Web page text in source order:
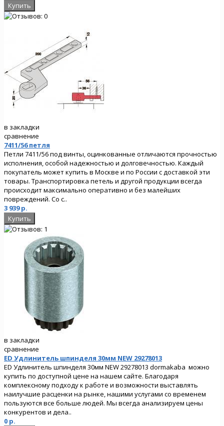
в закладки
сравнение
7411/56 петля
Петли 7411/56 под винты, оцинкованные отличаются прочностью
исполнения, особой надежностью и долговечностью. Каждый
покупатель может купить в Москве и по России с доставкой эти
товары. Транспортировка петель и другой продукции всегда
происходит максимально оперативно и без малейших
повреждений. Со с..
3 939 р.
в закладки
сравнение
ED Удлинитель шпинделя 30мм NEW 29278013
ED Удлинитель шпинделя 30мм NEW 29278013 dormakaba можно
купить по доступной цене на нашем сайте. Благодаря
комплексному подходу к работе и возможности выставлять
наилучшие расценки на рынке, нашими услугами со временем
пользуются все больше людей. Мы всегда анализируем цены
конкурентов и дела..
0 р.